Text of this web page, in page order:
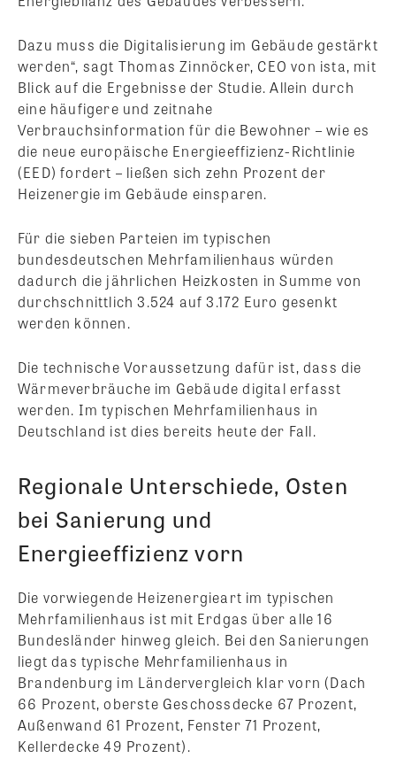
Dazu muss die Digitalisierung im Gebäude gestärkt
werden“, sagt Thomas Zinnöcker, CEO von ista, mit
Blick auf die Ergebnisse der Studie. Allein durch
eine häufigere und zeitnahe
Verbrauchsinformation für die Bewohner – wie es
die neue europäische Energieeffizienz-Richtlinie
(EED) fordert – ließen sich zehn Prozent der
Heizenergie im Gebäude einsparen.
Für die sieben Parteien im typischen
bundesdeutschen Mehrfamilienhaus würden
dadurch die jährlichen Heizkosten in Summe von
durchschnittlich 3.524 auf 3.172 Euro gesenkt
werden können.
Die technische Voraussetzung dafür ist, dass die
Wärmeverbräuche im Gebäude digital erfasst
werden. Im typischen Mehrfamilienhaus in
Deutschland ist dies bereits heute der Fall.
Regionale Unterschiede, Osten
bei Sanierung und
Energieeffizienz vorn
Die vorwiegende Heizenergieart im typischen
Mehrfamilienhaus ist mit Erdgas über alle 16
Bundesländer hinweg gleich. Bei den Sanierungen
liegt das typische Mehrfamilienhaus in
Brandenburg im Ländervergleich klar vorn (Dach
66 Prozent, oberste Geschossdecke 67 Prozent,
Außenwand 61 Prozent, Fenster 71 Prozent,
Kellerdecke 49 Prozent).